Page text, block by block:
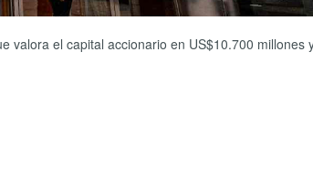
valora el capital accionario en US$10.700 millones